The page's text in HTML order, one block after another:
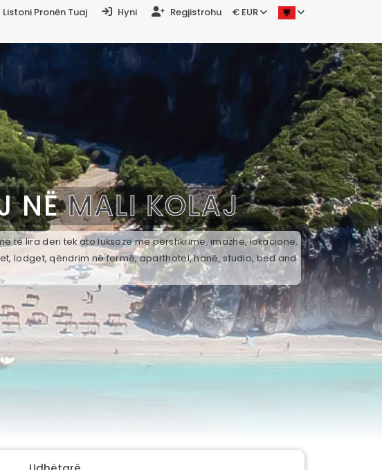
Listoni Pronën Tuaj Hyni Regjistrohu € EUR
NËMALI KOLAJ
të lira deri tek ato luksoze me përshkrime, imazhe, lokacione,
lodget, qëndrim në fermë, aparthotel, hanë, studio, bed and